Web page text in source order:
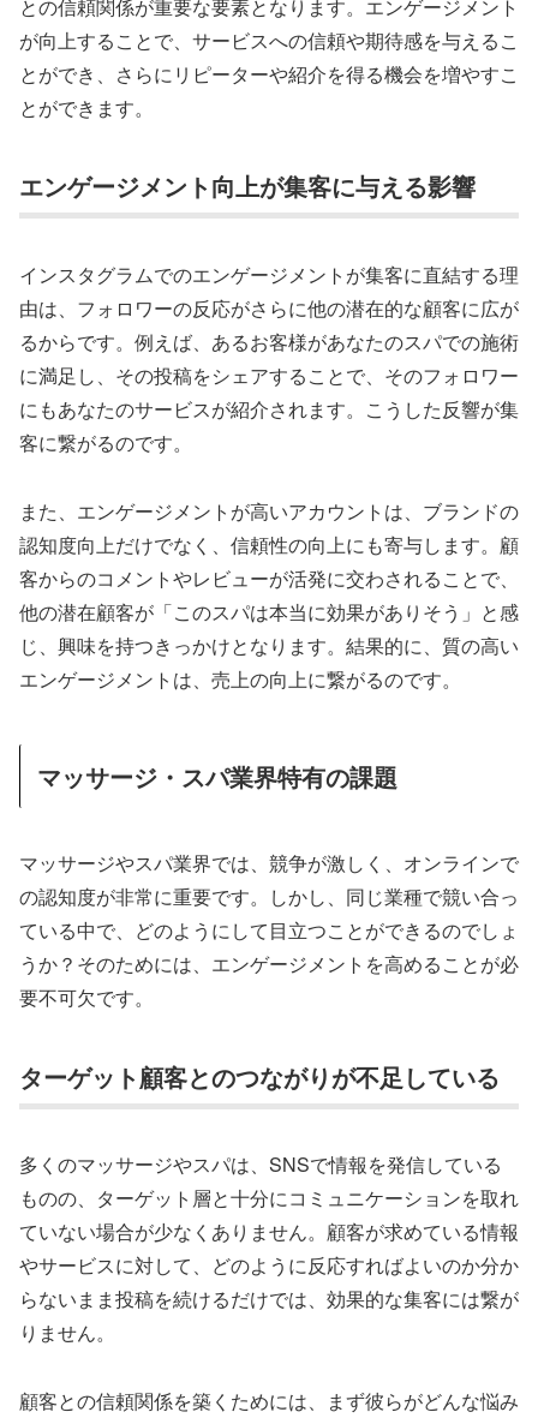
との信頼関係が重要な要素となります。エンゲージメント
が向上することで、サービスへの信頼や期待感を与えるこ
とができ、さらにリピーターや紹介を得る機会を増やすこ
とができます。
エンゲージメント向上が集客に与える影響
インスタグラムでのエンゲージメントが集客に直結する理
由は、フォロワーの反応がさらに他の潜在的な顧客に広が
るからです。例えば、あるお客様があなたのスパでの施術
に満足し、その投稿をシェアすることで、そのフォロワー
にもあなたのサービスが紹介されます。こうした反響が集
客に繋がるのです。
また、エンゲージメントが高いアカウントは、ブランドの
認知度向上だけでなく、信頼性の向上にも寄与します。顧
客からのコメントやレビューが活発に交わされることで、
他の潜在顧客が「このスパは本当に効果がありそう」と感
じ、興味を持つきっかけとなります。結果的に、質の高い
エンゲージメントは、売上の向上に繋がるのです。
マッサージ・スパ業界特有の課題
マッサージやスパ業界では、競争が激しく、オンラインで
の認知度が非常に重要です。しかし、同じ業種で競い合っ
ている中で、どのようにして目立つことができるのでしょ
うか？そのためには、エンゲージメントを高めることが必
要不可欠です。
ターゲット顧客とのつながりが不足している
多くのマッサージやスパは、SNSで情報を発信している
ものの、ターゲット層と十分にコミュニケーションを取れ
ていない場合が少なくありません。顧客が求めている情報
やサービスに対して、どのように反応すればよいのか分か
らないまま投稿を続けるだけでは、効果的な集客には繋が
りません。
顧客との信頼関係を築くためには、まず彼らがどんな悩み